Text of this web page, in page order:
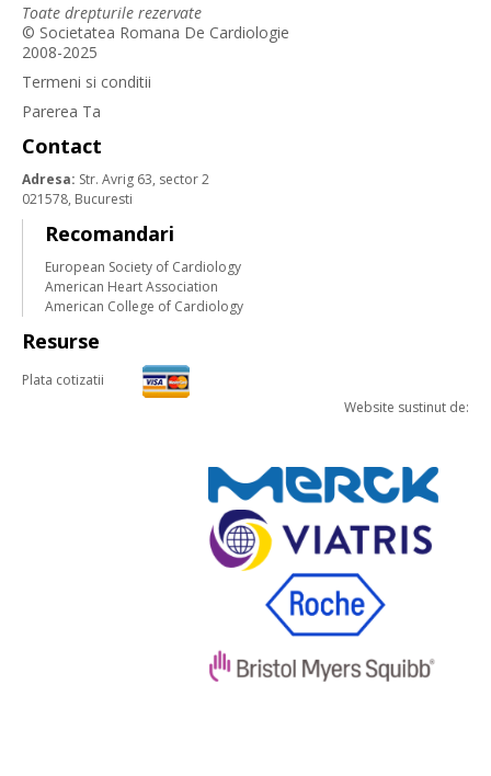
Toate drepturile rezervate
© Societatea Romana De Cardiologie
2008-2025
Termeni si conditii
Parerea Ta
Contact
Adresa: Str. Avrig 63, sector 2
021578, Bucuresti
Recomandari
European Society of Cardiology
American Heart Association
American College of Cardiology
Resurse
Plata cotizatii
Website sustinut de: